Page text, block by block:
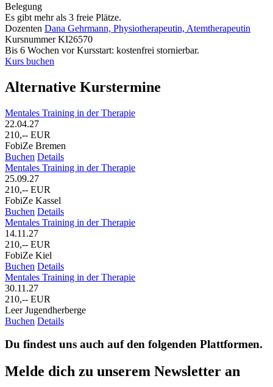
Belegung
Es gibt mehr als 3 freie Plätze.
Dozenten Dana Gehrmann, Physiotherapeutin, Atemtherapeutin
Kursnummer KI26570
Bis 6 Wochen vor Kursstart: kostenfrei stornierbar.
Kurs buchen
Alternative Kurstermine
Mentales Training in der Therapie
22.04.27
210,-- EUR
FobiZe Bremen
Buchen Details
Mentales Training in der Therapie
25.09.27
210,-- EUR
FobiZe Kassel
Buchen Details
Mentales Training in der Therapie
14.11.27
210,-- EUR
FobiZe Kiel
Buchen Details
Mentales Training in der Therapie
30.11.27
210,-- EUR
Leer Jugendherberge
Buchen Details
Du findest uns auch auf den folgenden Plattformen.
Melde dich zu unserem Newsletter an